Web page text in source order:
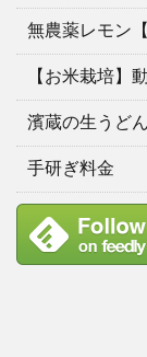
無農薬レモン
【お米栽培】
濱蔵の生うどん
手研ぎ料金